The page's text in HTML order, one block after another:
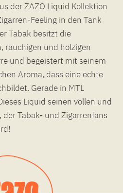
der ZAZO Liquid Kollektion
Feeling in den Tank
Tabak besitzt die
rauchigen und holzigen
und begeistert mit seinem
Aroma, dass eine echte
Gerade in MTL
Liquid seinen vollen und
der Tabak- und Zigarrenfans